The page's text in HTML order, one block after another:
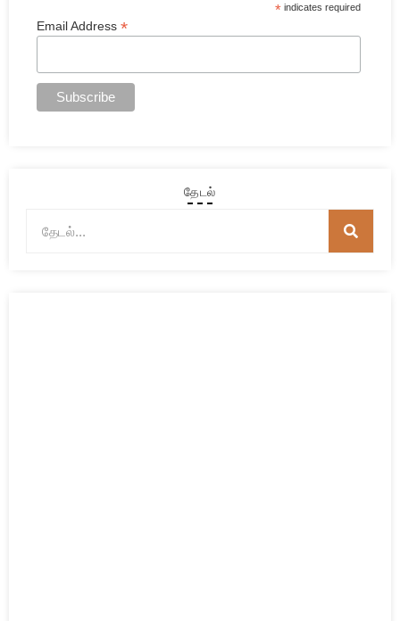
*indicates required
Email Address *
தேடல்